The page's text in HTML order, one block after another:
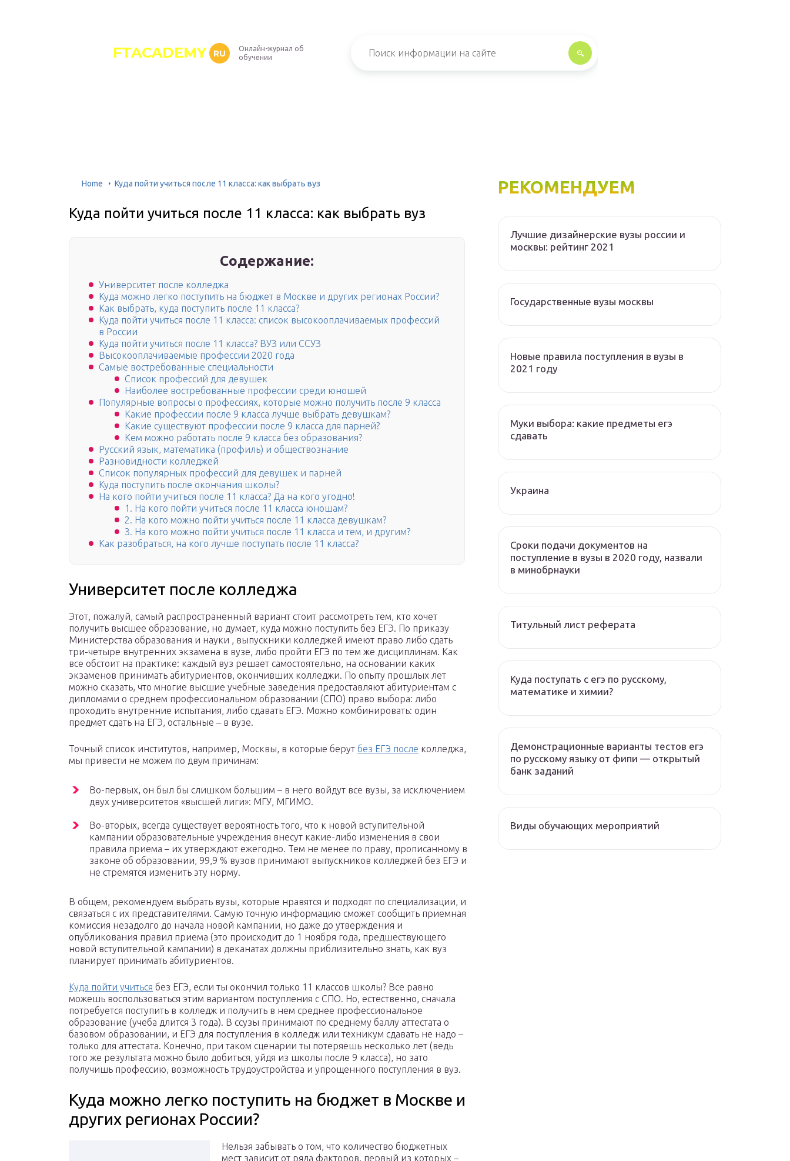
FTACADEMY RU
Онлайн-журнал об
обучении
Home Куда пойти учиться после 11 класса: как выбрать вуз
Куда пойти учиться после 11 класса: как выбрать вуз
Содержание:
Университет после колледжа
Куда можно легко поступить на бюджет в Москве и других регионах России?
Как выбрать, куда поступить после 11 класса?
Куда пойти учиться после 11 класса: список высокооплачиваемых профессий
в России
Куда пойти учиться после 11 класса? ВУЗ или ССУЗ
Высокооплачиваемые профессии 2020 года
Самые востребованные специальности
Список профессий для девушек
Наиболее востребованные профессии среди юношей
Популярные вопросы о профессиях, которые можно получить после 9 класса
Какие профессии после 9 класса лучше выбрать девушкам?
Какие существуют профессии после 9 класса для парней?
Кем можно работать после 9 класса без образования?
Русский язык, математика (профиль) и обществознание
Разновидности колледжей
Список популярных профессий для девушек и парней
Куда поступить после окончания школы?
На кого пойти учиться после 11 класса? Да на кого угодно!
1. На кого пойти учиться после 11 класса юношам?
2. На кого можно пойти учиться после 11 класса девушкам?
3. На кого можно пойти учиться после 11 класса и тем, и другим?
Как разобраться, на кого лучше поступать после 11 класса?
Университет после колледжа
Этот, пожалуй, самый распространенный вариант стоит рассмотреть тем, кто хочет
получить высшее образование, но думает, куда можно поступить без ЕГЭ. По приказу
Министерства образования и науки , выпускники колледжей имеют право либо сдать
три-четыре внутренних экзамена в вузе, либо пройти ЕГЭ по тем же дисциплинам. Как
все обстоит на практике: каждый вуз решает самостоятельно, на основании каких
экзаменов принимать абитуриентов, окончивших колледжи. По опыту прошлых лет
можно сказать, что многие высшие учебные заведения предоставляют абитуриентам с
дипломами о среднем профессиональном образовании (СПО) право выбора: либо
проходить внутренние испытания, либо сдавать ЕГЭ. Можно комбинировать: один
предмет сдать на ЕГЭ, остальные – в вузе.
Точный список институтов, например, Москвы, в которые берут без ЕГЭ после колледжа,
мы привести не можем по двум причинам:
Во-первых, он был бы слишком большим – в него войдут все вузы, за исключением
двух университетов «высшей лиги»: МГУ, МГИМО.
Во-вторых, всегда существует вероятность того, что к новой вступительной
кампании образовательные учреждения внесут какие-либо изменения в свои
правила приема – их утверждают ежегодно. Тем не менее по праву, прописанному в
законе об образовании, 99,9 % вузов принимают выпускников колледжей без ЕГЭ и
не стремятся изменить эту норму.
В общем, рекомендуем выбрать вузы, которые нравятся и подходят по специализации, и
связаться с их представителями. Самую точную информацию сможет сообщить приемная
комиссия незадолго до начала новой кампании, но даже до утверждения и
опубликования правил приема (это происходит до 1 ноября года, предшествующего
новой вступительной кампании) в деканатах должны приблизительно знать, как вуз
планирует принимать абитуриентов.
Куда пойти учиться без ЕГЭ, если ты окончил только 11 классов школы? Все равно
можешь воспользоваться этим вариантом поступления с СПО. Но, естественно, сначала
потребуется поступить в колледж и получить в нем среднее профессиональное
образование (учеба длится 3 года). В ссузы принимают по среднему баллу аттестата о
базовом образовании, и ЕГЭ для поступления в колледж или техникум сдавать не надо –
только для аттестата. Конечно, при таком сценарии ты потеряешь несколько лет (ведь
того же результата можно было добиться, уйдя из школы после 9 класса), но зато
получишь профессию, возможность трудоустройства и упрощенного поступления в вуз.
Куда можно легко поступить на бюджет в Москве и
других регионах России?
Нельзя забывать о том, что количество бюджетных
мест зависит от ряда факторов, первый из которых –
РЕКОМЕНДУЕМ
Лучшие дизайнерские вузы россии и
москвы: рейтинг 2021
Государственные вузы москвы
Новые правила поступления в вузы в
2021 году
Муки выбора: какие предметы егэ
сдавать
Украина
Сроки подачи документов на
поступление в вузы в 2020 году, назвали
в минобрнауки
Титульный лист реферата
Куда поступать с егэ по русскому,
математике и химии?
Демонстрационные варианты тестов егэ
по русскому языку от фипи — открытый
банк заданий
Виды обучающих мероприятий